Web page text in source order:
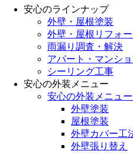
安心のラインナップ
外壁・屋根塗装
外壁・屋根リフォー
雨漏り調査・解決
アパート・マンシ
シーリング工事
安心の外装メニュー
安心の外装メニュ
外壁塗装
屋根塗装
外壁カバー工
外壁張り替え